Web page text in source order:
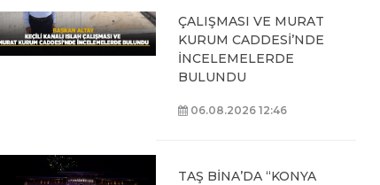
ÇALIŞMASI VE MURAT
KURUM CADDESİ’NDE
İNCELEMELERDE
BULUNDU
06.08.2026 12:46
TAŞ BİNA’DA “KONYA